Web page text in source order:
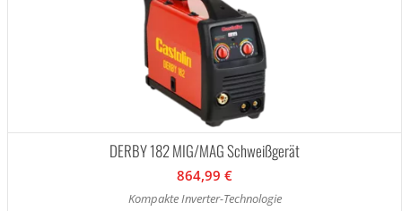
DERBY 182 MIG/MAG Schweißgerät
864,99 €
Kompakte Inverter-Technologie